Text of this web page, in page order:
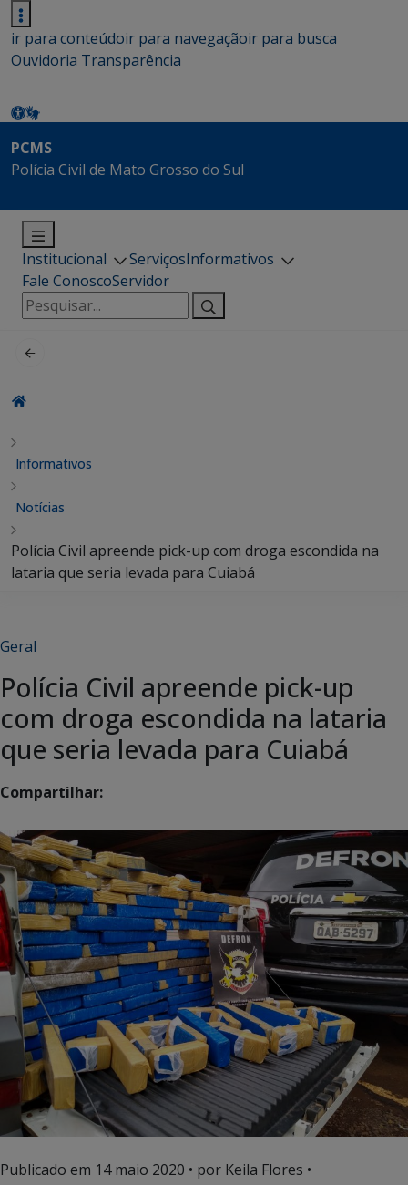
ir para conteúdoir para navegaçãoir para busca
Ouvidoria Transparência
PCMS
Polícia Civil de Mato Grosso do Sul
Institucional ServiçosInformativos
Fale ConoscoServidor
Pesquisar
por:
Informativos
Notícias
Polícia Civil apreende pick-up com droga escondida na
lataria que seria levada para Cuiabá
Geral
Polícia Civil apreende pick-up
com droga escondida na lataria
que seria levada para Cuiabá
Compartilhar:
Publicado em 14 maio 2020 • por Keila Flores •